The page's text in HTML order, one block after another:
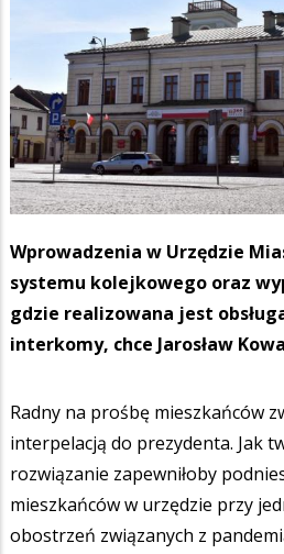
Wprowadzenia w Urzędzie
systemu kolejkowego oraz
gdzie realizowana jest
interkomy, chce Jarosław
Radny na prośbę mieszkańców
interpelacją do prezydenta. Jak
rozwiązanie zapewniłoby
mieszkańców w urzędzie przy
obostrzeń związanych z